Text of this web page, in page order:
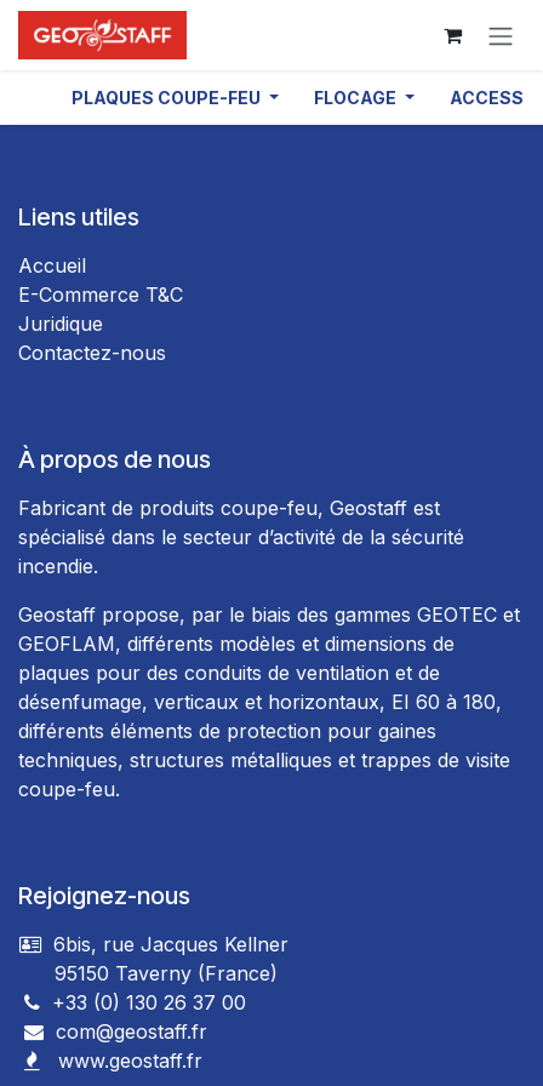
Se rendre au contenu
PLAQUES COUPE-FEU FLOCAGE
Liens utiles
Accueil
E-Commerce T&C
Juridique
Contactez-nous
À propos de nous
Fabricant de produits coupe-feu, Geostaff est
spécialisé dans le secteur d’activité de la sécurité
incendie.
Geostaff propose, par le biais des gammes GEOTEC et
GEOFLAM, différents modèles et dimensions de
plaques pour des conduits de ventilation et de
désenfumage, verticaux et horizontaux, EI 60 à 180,
différents éléments de protection pour gaines
techniques, structures métalliques et trappes de visite
coupe-feu.
Rejoignez-nous
6bis, rue Jacques Kellner
95150 Taverny (France)
+33 (0) 130 26 37 00
com@geostaff.fr
www.geostaff.fr